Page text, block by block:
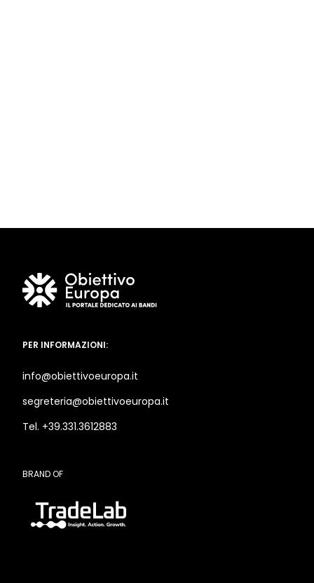
PER INFORMAZIONI:
info@obiettivoeuropa.it
segreteria@obiettivoeuropa.it
Tel. +39.331.3612883
BRAND OF